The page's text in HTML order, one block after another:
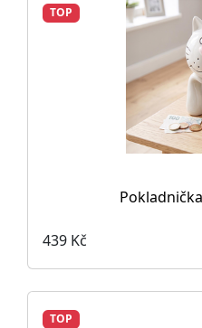
TOP
439 Kč
TOP